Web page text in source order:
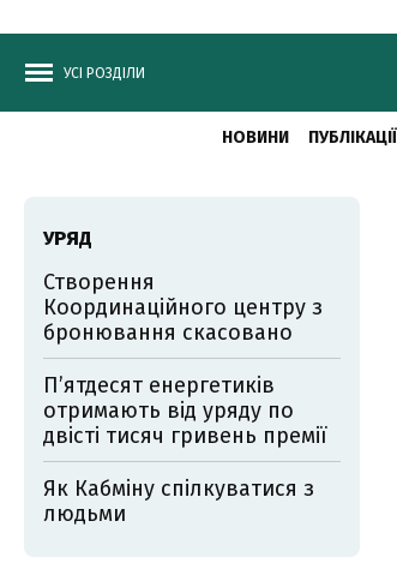
УСІ РОЗДІЛИ
НОВИНИ ПУБЛІКАЦІЇ
УРЯД
Створення
Координаційного центру з
бронювання скасовано
П’ятдесят енергетиків
отримають від уряду по
двісті тисяч гривень премії
Як Кабміну спілкуватися з
людьми